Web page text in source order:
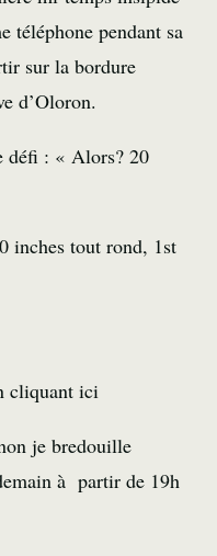
téléphone pendant sa
sur la bordure
d’Oloron.
défi : « Alors? 20
inches tout rond, 1st
cliquant ici
je bredouille
à partir de 19h